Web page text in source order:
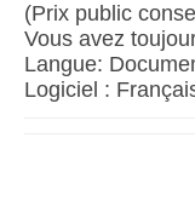
(Prix public
Vous avez
Langue:
Logiciel :